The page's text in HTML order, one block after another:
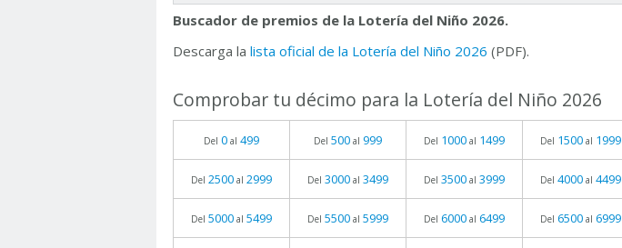
Buscador de premios de la Lotería del Niño 2026.
Descarga la lista oficial de la Lotería del Niño 2026 (PDF).
Comprobar tu décimo para la Lotería del Niño 2026
Del 0 al 499 Del 500 al 999 Del 1000 al 1499 Del 1500 al 1999
Del 2500 al 2999 Del 3000 al 3499 Del 3500 al 3999 Del 4000 al 4499
Del 5000 al 5499 Del 5500 al 5999 Del 6000 al 6499 Del 6500 al 6999